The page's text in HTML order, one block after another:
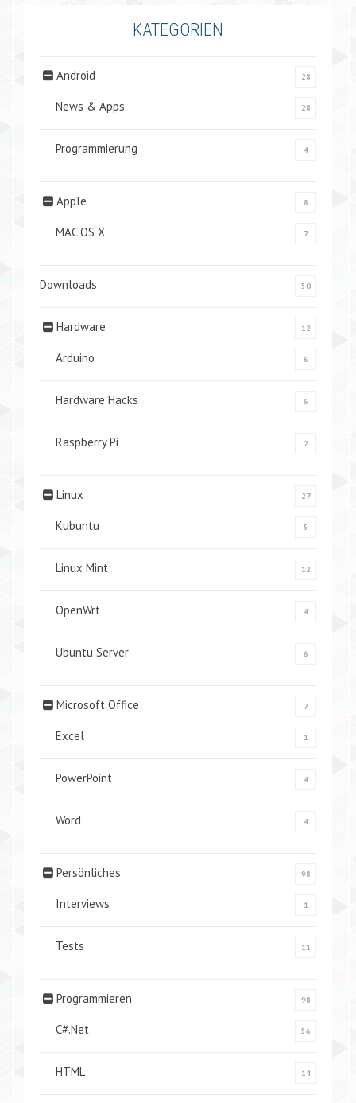
KATEGORIEN
Android 28
News & Apps 28
Programmierung 4
Apple 8
MAC OS X 7
Downloads 50
Hardware 12
Arduino 6
Hardware Hacks 6
Raspberry Pi 2
Linux 27
Kubuntu 5
Linux Mint 12
OpenWrt 4
Ubuntu Server 6
Microsoft Office 7
Excel 1
PowerPoint 4
Word 4
Persönliches 98
Interviews 1
Tests 11
Programmieren 98
C#.Net 56
HTML 14